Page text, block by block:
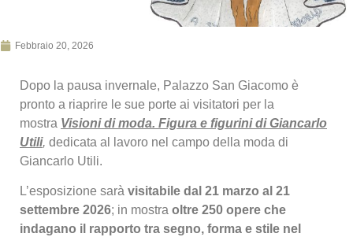
Febbraio 20, 2026
Dopo la pausa invernale, Palazzo San Giacomo è
pronto a riaprire le sue porte ai visitatori per la
mostra Visioni di moda. Figura e figurini di Giancarlo
Utili, dedicata al lavoro nel campo della moda di
Giancarlo Utili.
L’esposizione sarà visitabile dal 21 marzo al 21
settembre 2026; in mostra oltre 250 opere che
indagano il rapporto tra segno, forma e stile nel